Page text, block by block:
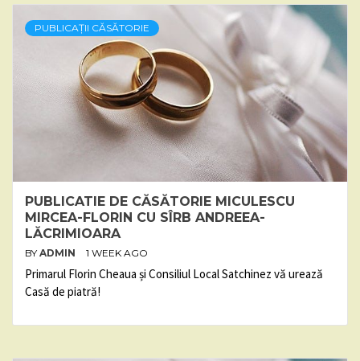
PUBLICAȚII CĂSĂTORIE
PUBLICATIE DE CĂSĂTORIE MICULESCU
MIRCEA-FLORIN CU SÎRB ANDREEA-
LĂCRIMIOARA
BY ADMIN 1 WEEK AGO
Primarul Florin Cheaua și Consiliul Local Satchinez vă urează
Casă de piatră!